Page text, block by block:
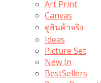
Art Print
Canvas
ดูสินค้าจริง
Ideas
Picture Set
New In
BestSellers